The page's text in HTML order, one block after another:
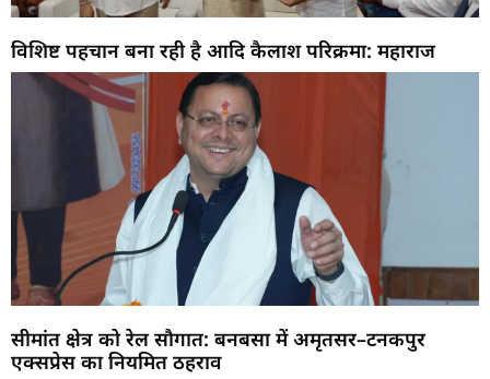
विशिष्ट पहचान बना रही है आदि कैलाश परिक्रमा: महाराज
सीमांत क्षेत्र को रेल सौगात: बनबसा में अमृतसर–टनकपुर
एक्सप्रेस का नियमित ठहराव